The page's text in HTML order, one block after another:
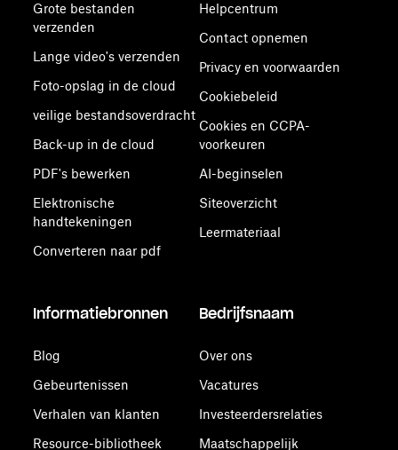
Grote bestanden
verzenden
Lange video's verzenden
Foto-opslag in de cloud
veilige bestandsoverdracht
Back-up in de cloud
PDF's bewerken
Elektronische
handtekeningen
Converteren naar pdf
Helpcentrum
Contact opnemen
Privacy en voorwaarden
Cookiebeleid
Cookies en CCPA-
voorkeuren
AI-beginselen
Siteoverzicht
Leermateriaal
Informatiebronnen
Blog
Gebeurtenissen
Verhalen van klanten
Resource-bibliotheek
Bedrijfsnaam
Over ons
Vacatures
Investeerdersrelaties
Maatschappelijk